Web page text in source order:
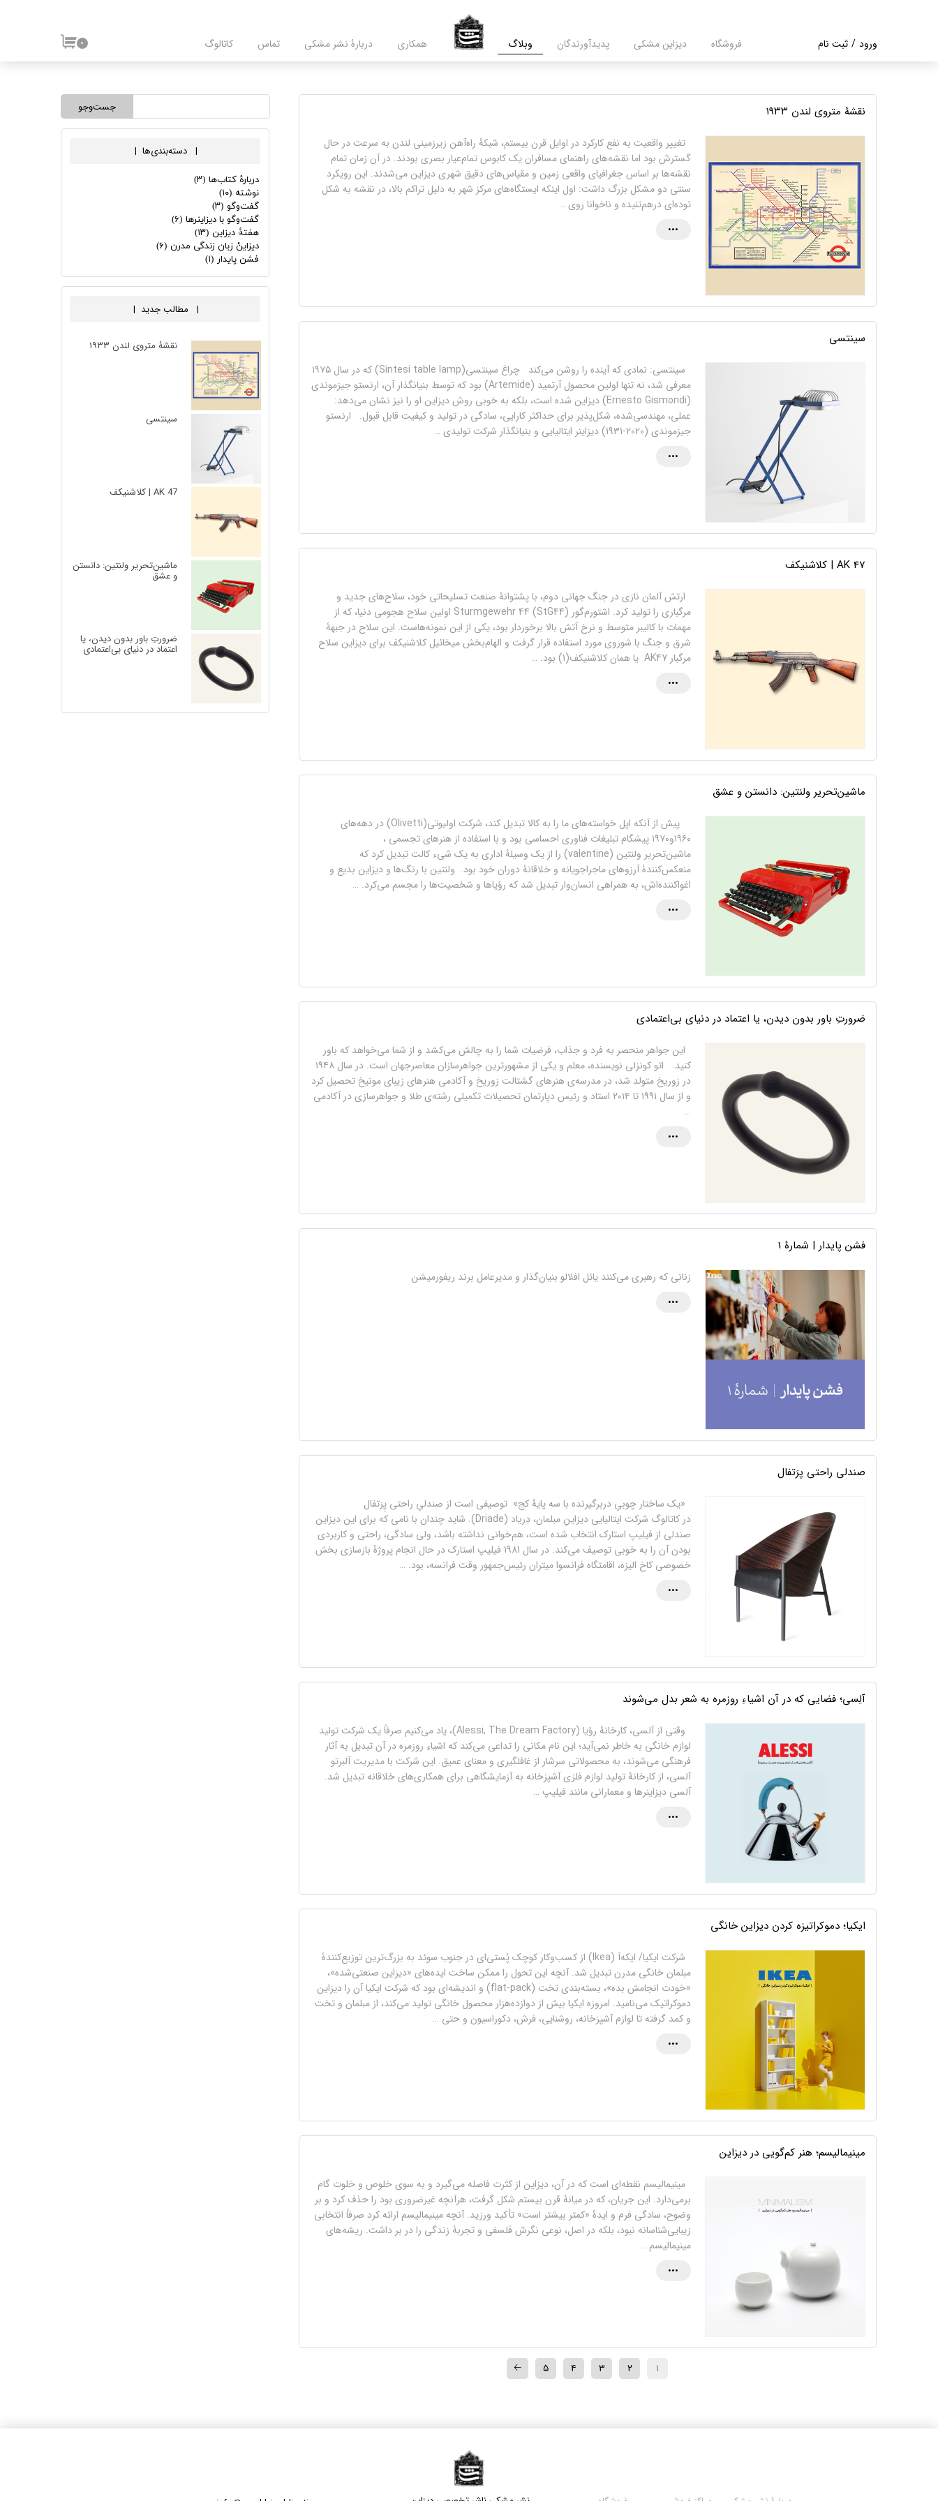
ورود / ثبت نام
تغییر گذر واژه
کاربری
۰ همکاری دربارۀ نشر مشکی تماس کاتالوگ فروشگاه دیزاین مشکی پدید‌آورندگان وبلاگ
نقشۀ متروی لندن ۱۹۳۳
تغییر واقعیت به نفع کارکرد در اوایل قرن بیستم، شبکۀ راه‌آهن زیرزمینی لندن به سرعت در حال
گسترش بود اما نقشه‌های راهنمای مسافران یک کابوس تمام‌عیار بصری بودند. در آن زمان تمام
نقشه‌ها بر اساس جغرافیای واقعی زمین و مقیاس‌های دقیق شهری دیزاین می‌شدند. این رویکرد
سنتی دو مشکل بزرگ داشت: اول اینکه ایستگاه‌های مرکز شهر به دلیل تراکم بالا، در نقشه به شکل
توده‌ای درهم‌تنیده و ناخوانا روی …
•••
سینتسی
سینتسی: نمادی که آینده را روشن می‌کند چراغ سینتسی(Sintesi table lamp) که در سال ۱۹۷۵
معرفی شد، نه تنها اولین محصول آرتمید (Artemide) بود که توسط بنیانگذار آن، ارنستو جیزموندی
(Ernesto Gismondi) دیزاین شده است، بلکه به خوبی روش دیزاین او را نیز نشان می‌دهد:
عملی، مهندسی‌شده، شکل‌پذیر برای حداکثر کارایی، سادگی در تولید و کیفیت قابل قبول. ارنستو
جیزموندی (2020-1931) دیزاینر ایتالیایی و بنیانگذار شرکت تولیدی …
•••
AK 47 | کلاشنیکف
ارتش آلمان نازی در جنگ جهانی دوم، با پشتوانۀ صنعت تسلیحاتی خود، سلاح‌های جدید و
مرگباری را تولید کرد. اشتورم‌گور Sturmgewehr 44 (StG44) اولین سلاح هجومی دنیا، که از
مهمات با کالیبر متوسط و نرخ آتش بالا برخوردار بود، یکی از این نمونه‌هاست. این سلاح در جبهۀ
شرق و جنگ با شوروی مورد استفاده قرار گرفت و الهام‌بخش میخائیل کلاشنیکف برای دیزاین سلاح
مرگبار AK47 یا همان کلاشنیکف(1) بود. …
•••
ماشین‌تحریر ولنتین: دانستن و عشق
پیش از آنکه اپل خواسته‌های ما را به کالا تبدیل کند، شرکت اولیوتی(Olivetti) در دهه‌های
۱۹۶۰و۱۹۷۰ پیشگام تبلیغات فناوری احساسی بود و با استفاده از هنرهای تجسمی ،
ماشین‌تحریر ولنتین (valentine) را از یک وسیلۀ اداری به یک شیء کالت تبدیل کرد که
منعکس‌کنندۀ آرزوهای ماجراجویانه و خلاقانۀ دوران خود بود. ولنتین با رنگ‌ها و دیزاین بدیع و
اغواکننده‌اش، به همراهی انسان‌وار تبدیل شد که رؤیاها و شخصیت‌ها را مجسم می‌کرد. …
•••
ضرورتِ باور بدون دیدن، یا اعتماد در دنیای بی‌اعتمادی
این جواهر منحصر به فرد و جذاب، فرضیات شما را به چالش می‌کشد و از شما می‌خواهد که باور
کنید. اتو کونزلی نویسنده، معلم و یکی از مشهورترین جواهرسازان معاصرجهان است. در سال ۱۹۴۸
در زوریخ متولد شد، در مدرسه‌ی هنرهای گشتالت زوریخ و آکادمی هنرهای زیبای مونیخ تحصیل کرد
و از سال ۱۹۹۱ تا ۲۰۱۴ استاد و رئیس دپارتمان تحصیلات تکمیلی رشته‌ی طلا و جواهرسازی در آکادمی
…
•••
فشن پایدار | شمارۀ 1
زنانی که رهبری می‌کنند یائل افلالو بنیان‌گذار و مدیرعامل برند ریفورمیشن
•••
صندلی راحتی پرَتفال
«یک ساختار چوبیِ دربرگیرنده با سه پایۀ کج» توصیفی است از صندلیِ راحتی پِرَتفال
در کاتالوگ شرکت ایتالیایی دیزاینِ مبلمان، دِریاد (Driade). شاید چندان با نامی که برای این دیزاین
صندلی از فیلیپ استارک انتخاب شده است، هم‌خوانی نداشته باشد، ولی سادگی، راحتی و کاربردی
بودن آن را به خوبی توصیف می‌کند. در سال 1981 فیلیپ استارک در حال انجام پروژۀ بازسازی بخش
خصوصی کاخ الیزه، اقامتگاه فرانسوا میتران رئیس‌جمهور وقت فرانسه، بود. …
•••
آلِسی؛ فضایی که در آن اشیاءِ روزمره به شعر بدل می‌شوند
وقتی از آلسی، کارخانۀ رؤیا (Alessi, The Dream Factory)، یاد می‌کنیم صرفاً یک شرکت تولید
لوازم خانگی به خاطر نمی‌آید؛ این نام مکانی را تداعی می‌کند که اشیاءِ روزمره در آن تبدیل به آثار
فرهنگی می‌شوند، به محصولاتی سرشار از غافلگیری و معنای عمیق. این شرکت با مدیریت آلبرتو
آلسی، از کارخانۀ تولید لوازم فلزی آشپزخانه به آزمایشگاهی برای همکاری‌های خلاقانه تبدیل شد.
آلسی دیزاینرها و معمارانی مانند فیلیپ …
•••
ایکیا؛ دموکراتیزه‌ کردن دیزاین خانگی
شرکت ایکیا/ ایکه‌آ (Ikea) از کسب‌وکار کوچک پُستی‌ای در جنوب سوئد به بزرگ‌ترین توزیع‌کنندۀ
مبلمان خانگی مدرن تبدیل شد. آنچه این تحول را ممکن ساخت ایده‌های «دیزاین صنعتی‌شده»،
«خودت انجامش بده»، بسته‌بندی تخت (flat-pack) و اندیشه‌ای بود که شرکت ایکیا آن را دیزاین
دموکراتیک می‌نامید. امروزه ایکیا بیش از دوازده‌هزار محصول خانگی تولید می‌کند، از مبلمان و تخت
و کمد گرفته تا لوازم آشپزخانه، روشنایی، فرش، دکوراسیون و حتی …
•••
مینیمالیسم؛ هنر کم‌گویی در دیزاین
مینیمالیسم نقطه‌ای است که در آن، دیزاین از کثرت فاصله می‌گیرد و به سوی خلوص و خلوت گام
برمی‌دارد. این جریان، که در میانۀ قرن بیستم شکل گرفت، هرآنچه غیرضروری بود را حذف کرد و بر
وضوح، سادگی فرم و ایدۀ «کمتر بیشتر است» تأکید ورزید. آنچه مینیمالیسم ارائه کرد صرفاً انتخابی
زیبایی‌شناسانه نبود، بلکه در اصل، نوعی نگرش فلسفی و تجربۀ زندگی را در بر داشت. ریشه‌های
مینیمالیسم …
•••
۱ ۲ ۳ ۴ ۵ 🡠
جست‌وجو
| ​ مطالب جدید |
نقشۀ متروی لندن ۱۹۳۳
سینتسی
AK 47 | کلاشنیکف
ماشین‌تحریر ولنتین: دانستن
و عشق
ضرورتِ باور بدون دیدن، یا
اعتماد در دنیای بی‌اعتمادی
| ​ دسته‌بندی‌ها |
دربارۀ کتاب‌ها (۳)
نوشته (۱۰)
گفت‌وگو (۳)
گفت‌وگو با دیزاینرها (۶)
هفتۀ دیزاین (۱۳)
دیزاینْ زبان زندگی مدرن (۶)
فشن پایدار (۱)